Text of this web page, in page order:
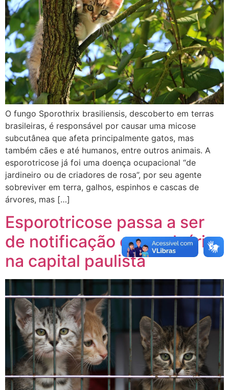
O fungo Sporothrix brasiliensis, descoberto em terras
brasileiras, é responsável por causar uma micose
subcutânea que afeta principalmente gatos, mas
também cães e até humanos, entre outros animais. A
esporotricose já foi uma doença ocupacional “de
jardineiro ou de criadores de rosa”, por seu agente
sobreviver em terra, galhos, espinhos e cascas de
árvores, mas […]
Esporotricose passa a ser
de notificação compulsória
na capital paulista